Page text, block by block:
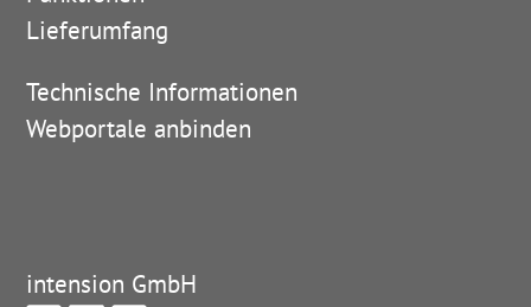
Lieferumfang
Technische Informationen
Webportale anbinden
intension GmbH